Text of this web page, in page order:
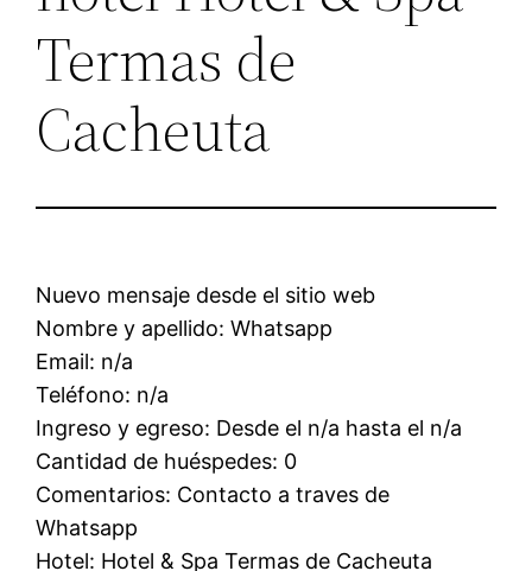
Termas de
Cacheuta
Nuevo mensaje desde el sitio web
Nombre y apellido: Whatsapp
Email: n/a
Teléfono: n/a
Ingreso y egreso: Desde el n/a hasta el n/a
Cantidad de huéspedes: 0
Comentarios: Contacto a traves de
Whatsapp
Hotel: Hotel & Spa Termas de Cacheuta